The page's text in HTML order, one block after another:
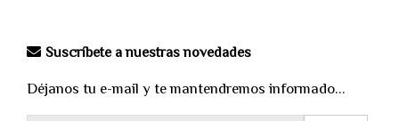
Suscríbete a nuestras novedades
Déjanos tu e-mail y te mantendremos informado...